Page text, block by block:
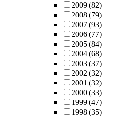
2009 (82)
2008 (79)
2007 (93)
2006 (77)
2005 (84)
2004 (68)
2003 (37)
2002 (32)
2001 (32)
2000 (33)
1999 (47)
1998 (35)